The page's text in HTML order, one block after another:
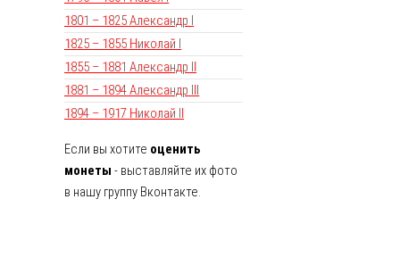
1801 – 1825 Александр I
1825 – 1855 Николай I
1855 – 1881 Александр II
1881 – 1894 Александр III
1894 – 1917 Николай II
Если вы хотите оценить
монеты - выставляйте их фото
в нашу группу Вконтакте.